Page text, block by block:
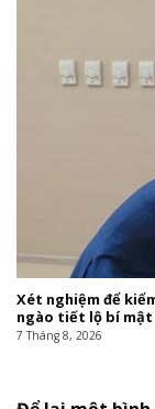
Xét nghiệm để
ngào tiết lộ bí mật
7 Tháng 8, 2026